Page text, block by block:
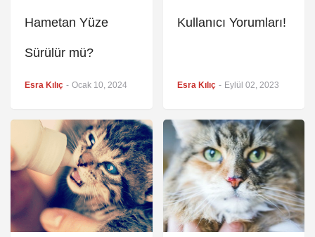
Hametan Yüze
Sürülür mü?
Esra Kılıç - Ocak 10, 2024
Kullanıcı Yorumları!
Esra Kılıç - Eylül 02, 2023